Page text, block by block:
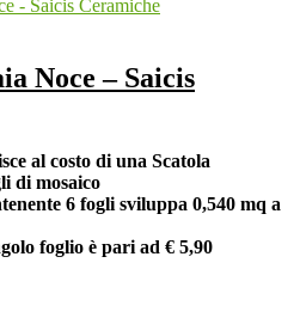
Noce – Saicis
al costo di una Scatola
di mosaico
6 fogli sviluppa 0,540 mq a
foglio è pari ad € 5,90